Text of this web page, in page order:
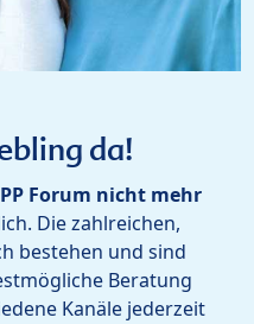
da!
Forum nicht mehr
Die zahlreichen,
bestehen und sind
Beratung
Kanäle jederzeit